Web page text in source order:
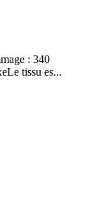
: 340
tissu es...